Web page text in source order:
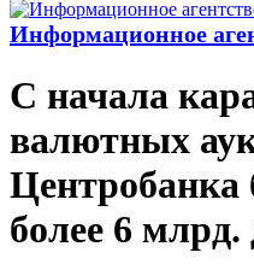
Информационное
С начала
валютных
Центробанка
более 6 млрд.